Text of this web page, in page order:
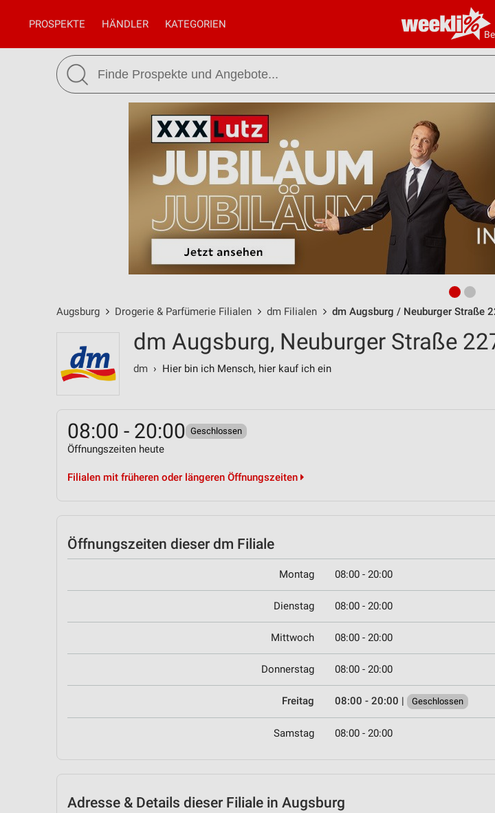
PROSPEKTE HÄNDLER KATEGORIEN
Augsburg Drogerie & Parfümerie Filialen dm Filialen dm Augsburg / Neuburger Straße
dm Augsburg, Neuburger Straße
dm › Hier bin ich Mensch, hier kauf ich ein
08:00 - 20:00 Geschlossen
Öffnungszeiten heute
Filialen mit früheren oder längeren Öffnungszeiten
Öffnungszeiten dieser dm Filiale
Montag 08:00 - 20:00
Dienstag 08:00 - 20:00
Mittwoch 08:00 - 20:00
Donnerstag 08:00 - 20:00
Freitag 08:00 - 20:00 | Geschlossen
Samstag 08:00 - 20:00
Adresse & Details dieser Filiale in Augsburg